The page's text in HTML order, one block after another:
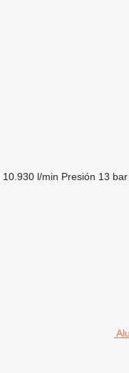
10.930 l/min Presión 13 bar